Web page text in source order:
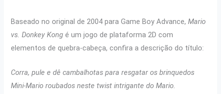
Baseado no original de 2004 para Game Boy Advance,Mario
vs. Donkey Kong é um jogo de plataforma 2D com
elementos de quebra-cabeça, confira a descrição do título:
Corra, pule e dê cambalhotas para resgatar os brinquedos
Mini-Mario roubados neste twist intrigante do Mario.